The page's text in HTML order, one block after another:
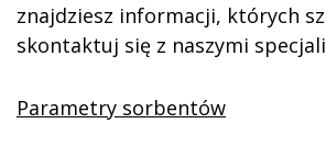
znajdziesz informacji, których
skontaktuj się z naszymi
Parametry sorbentów